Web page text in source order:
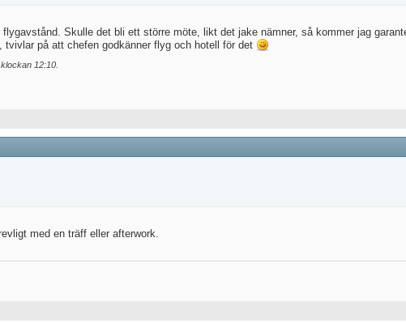
Skulle det bli ett större möte, likt det jake nämner, så kommer jag
på att chefen godkänner flyg och hotell för det
12:10
med en träff eller afterwork.